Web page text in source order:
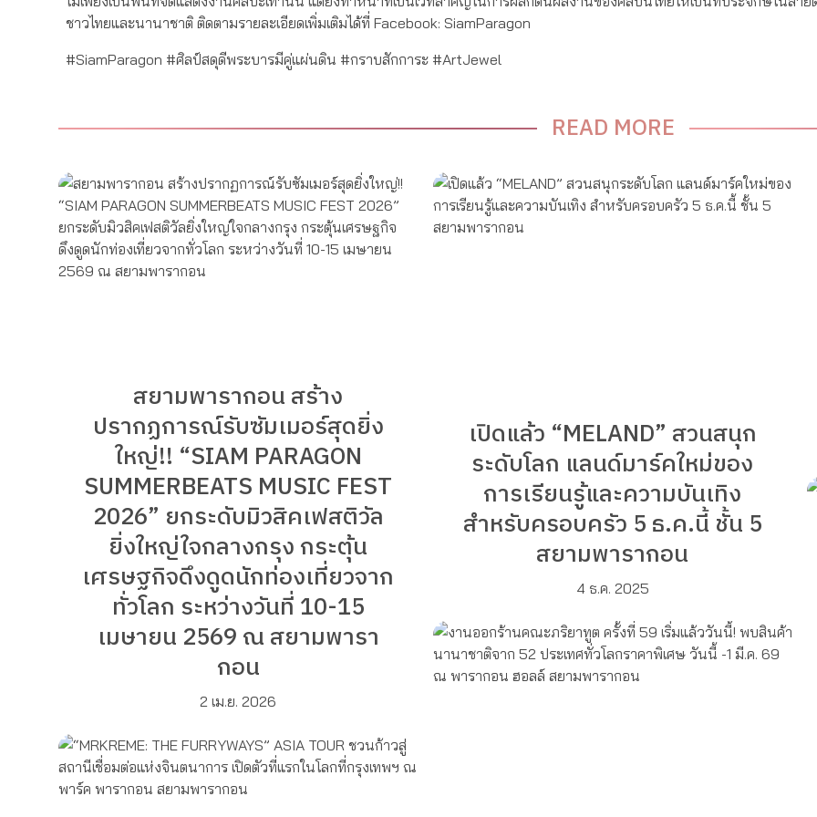
ชาวไทยและนานาชาติ ติดตามรายละเอียดเพิ่มเติมได้ที่ Facebook: SiamParagon
#SiamParagon #ศิลป์สดุดีพระบารมีคู่แผ่นดิน #กราบสักการะ #ArtJewel
READ MORE
สยามพารากอน สร้าง
ปรากฏการณ์รับซัมเมอร์สุดยิ่ง
ใหญ่!! “SIAM PARAGON
SUMMERBEATS MUSIC FEST
2026” ยกระดับมิวสิคเฟสติวัล
ยิ่งใหญ่ใจกลางกรุง กระตุ้น
เศรษฐกิจดึงดูดนักท่องเที่ยวจาก
ทั่วโลก ระหว่างวันที่ 10-15
เมษายน 2569 ณ สยามพารา
กอน
2 เม.ย. 2026
เปิดแล้ว “MELAND” สวนสนุก
ระดับโลก แลนด์มาร์คใหม่ของ
การเรียนรู้และความบันเทิง
สำหรับครอบครัว 5 ธ.ค.นี้ ชั้น 5
สยามพารากอน
4 ธ.ค. 2025